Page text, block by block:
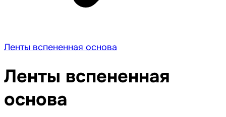
Ленты вспененная основа
Ленты вспененная
основа